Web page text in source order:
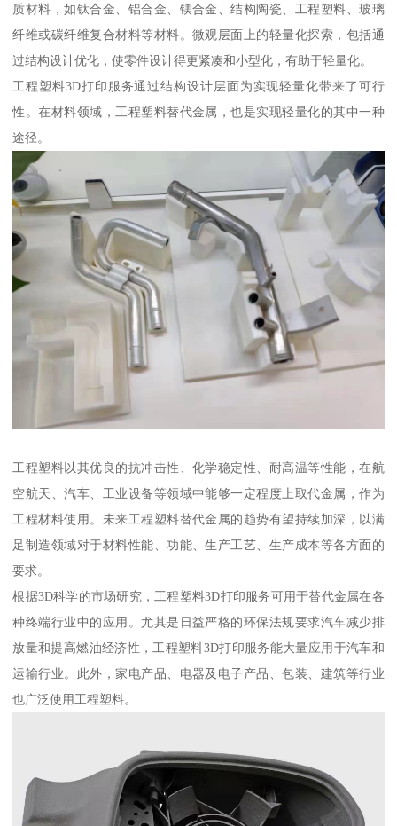
质材料，如钛合金、铝合金、镁合金、结构陶瓷、工程塑料、玻璃
纤维或碳纤维复合材料等材料。微观层面上的轻量化探索，包括通
过结构设计优化，使零件设计得更紧凑和小型化，有助于轻量化。
工程塑料3D打印服务通过结构设计层面为实现轻量化带来了可行
性。在材料领域，工程塑料替代金属，也是实现轻量化的其中一种
途径。
工程塑料以其优良的抗冲击性、化学稳定性、耐高温等性能，在航
空航天、汽车、工业设备等领域中能够一定程度上取代金属，作为
工程材料使用。未来工程塑料替代金属的趋势有望持续加深，以满
足制造领域对于材料性能、功能、生产工艺、生产成本等各方面的
要求。
根据3D科学的市场研究，工程塑料3D打印服务可用于替代金属在各
种终端行业中的应用。尤其是日益严格的环保法规要求汽车减少排
放量和提高燃油经济性，工程塑料3D打印服务能大量应用于汽车和
运输行业。此外，家电产品、电器及电子产品、包装、建筑等行业
也广泛使用工程塑料。